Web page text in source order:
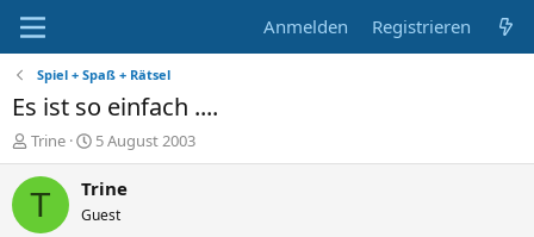
Anmelden Registrieren
Spiel + Spaß + Rätsel
Es ist so einfach ....
E
r
s
t
Trine
E
r
s
e
5 August 2003
T Trine
Guest